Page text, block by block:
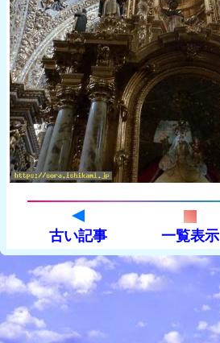
古い記事 一覧表示